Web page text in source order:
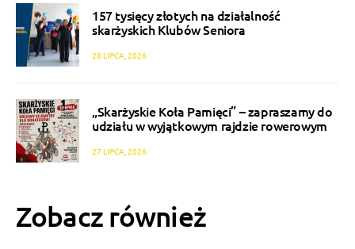
157 tysięcy złotych na działalność
skarżyskich Klubów Seniora
28 LIPCA, 2026
„Skarżyskie Koła Pamięci” – zapraszamy do
udziału w wyjątkowym rajdzie rowerowym
27 LIPCA, 2026
Zobacz również